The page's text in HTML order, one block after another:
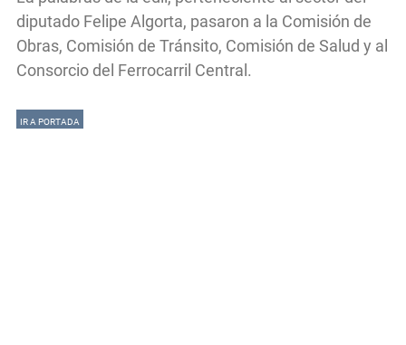
diputado Felipe Algorta, pasaron a la Comisión de
Obras, Comisión de Tránsito, Comisión de Salud y al
Consorcio del Ferrocarril Central.
IR A PORTADA